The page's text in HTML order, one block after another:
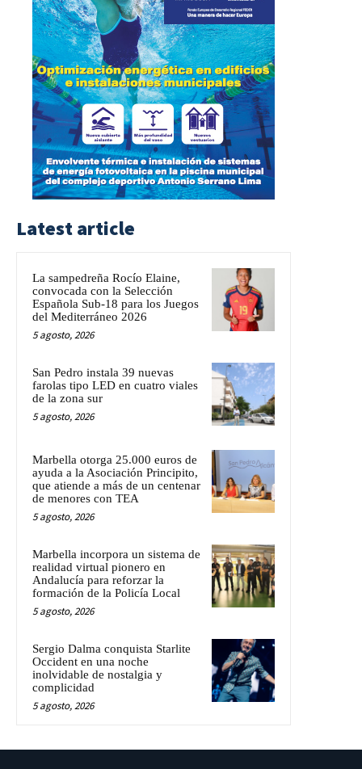
Latest article
La sampedreña Rocío Elaine,
convocada con la Selección
Española Sub-18 para los Juegos
del Mediterráneo 2026
5 agosto, 2026
San Pedro instala 39 nuevas
farolas tipo LED en cuatro viales
de la zona sur
5 agosto, 2026
Marbella otorga 25.000 euros de
ayuda a la Asociación Principito,
que atiende a más de un centenar
de menores con TEA
5 agosto, 2026
Marbella incorpora un sistema de
realidad virtual pionero en
Andalucía para reforzar la
formación de la Policía Local
5 agosto, 2026
Sergio Dalma conquista Starlite
Occident en una noche
inolvidable de nostalgia y
complicidad
5 agosto, 2026